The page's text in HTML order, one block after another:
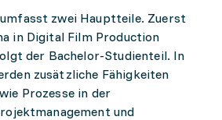
zwei Hauptteile. Zuerst
in Digital Film Production
der Bachelor-Studienteil. In
zusätzliche Fähigkeiten
Prozesse in der
und